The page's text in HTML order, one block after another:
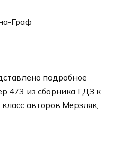
Граф
подробное
473 из сборника ГДЗ к
авторов Мерзляк,